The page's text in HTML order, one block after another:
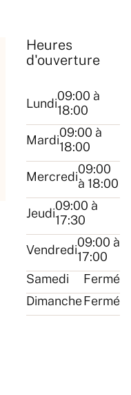
Heures
d'ouverture
Lundi09:00 à
18:00
Mardi09:00 à
18:00
Mercredi09:00
à 18:00
Jeudi09:00 à
17:30
Vendredi09:00 à
17:00
Samedi
Fermé
DimancheFermé